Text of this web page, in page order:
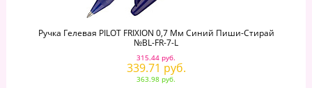
Ручка Гелевая PILOT FRIXION 0,7 Мм Синий Пиши-Стирай
№BL-FR-7-L
315.44 руб.
339.71 руб.
363.98 руб.